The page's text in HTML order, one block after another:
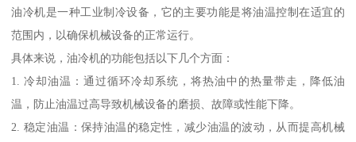
油冷机是一种工业制冷设备，它的主要功能是将油温控制在适宜的
范围内，以确保机械设备的正常运行。
具体来说，油冷机的功能包括以下几个方面：
1. 冷却油温：通过循环冷却系统，将热油中的热量带走，降低油
温，防止油温过高导致机械设备的磨损、故障或性能下降。
2. 稳定油温：保持油温的稳定性，减少油温的波动，从而提高机械